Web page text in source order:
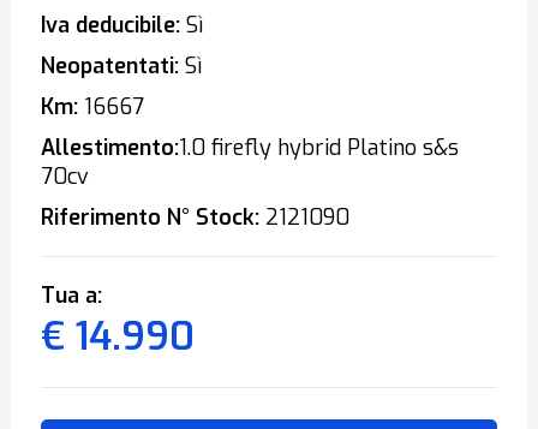
Iva deducibile:Sì
Neopatentati:Sì
Km:16667
Allestimento:1.0 firefly hybrid Platino s&s
70cv
Riferimento N° Stock:2121090
Tua a:
€ 14.990